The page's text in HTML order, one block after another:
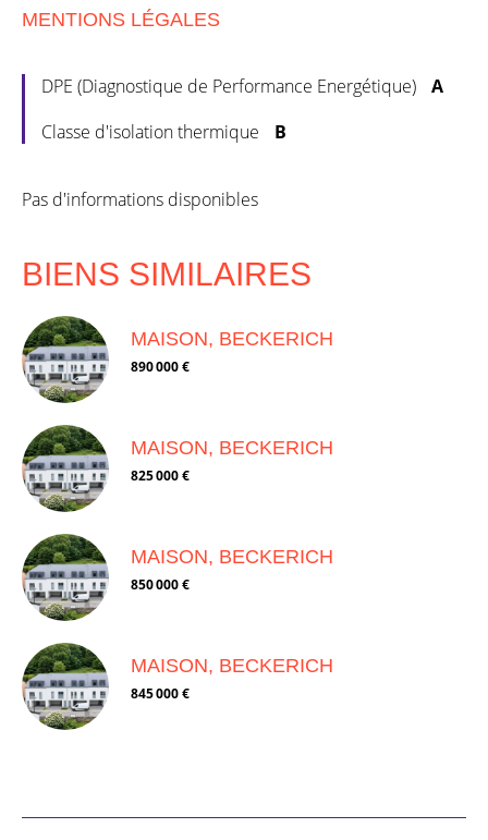
MENTIONS LÉGALES
DPE (Diagnostique de Performance Energétique)
A
Classe d'isolation thermique
B
Pas d'informations disponibles
BIENS SIMILAIRES
MAISON, BECKERICH
890 000 €
MAISON, BECKERICH
825 000 €
MAISON, BECKERICH
850 000 €
MAISON, BECKERICH
845 000 €